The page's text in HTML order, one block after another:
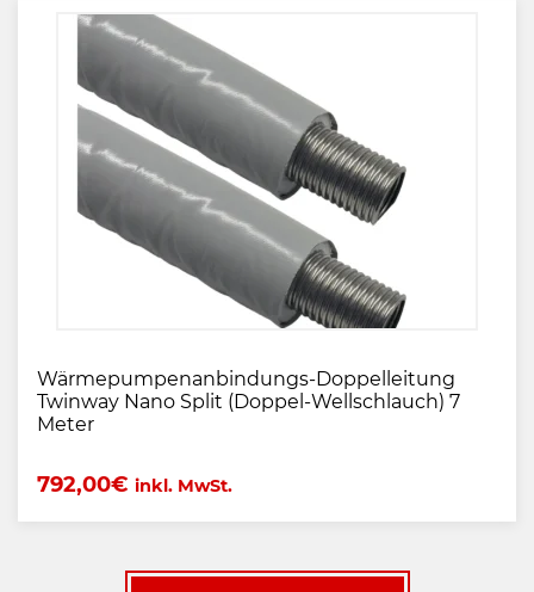
Wärmepumpenanbindungs-Doppelleitung
Twinway Nano Split (Doppel-Wellschlauch) 7
Meter
792,00€ inkl. MwSt.